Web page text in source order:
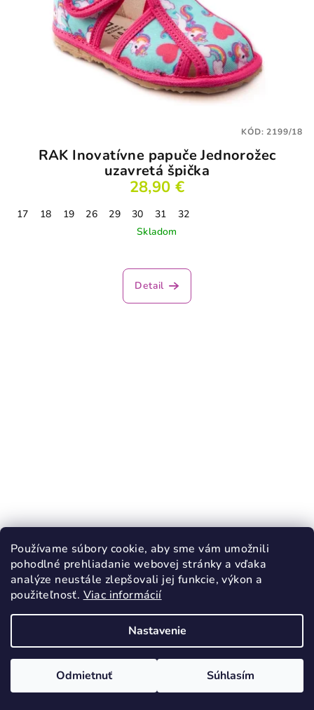
Používame súbory cookie, aby sme vám umožnili
pohodlné prehliadanie webovej stránky a vďaka
analýze neustále zlepšovali jej funkcie, výkon a
použiteľnosť. Viac informácií
Nastavenie
Odmietnuť Súhlasím
RAK Inovatívne papuče Jednorožec
uzavretá špička
28,90 €
17 18 19 26 29 30 31
32
Skladom
hodnotenie
produktu
Detail
KÓD:2199/18
RAK Flexi papučky farma modrá uzavretá
špička
28,90 €
Skladom
KÓD: